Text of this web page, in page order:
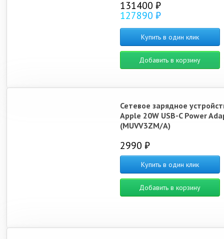
131400 ₽
127890 ₽
Купить в один клик
Добавить в корзину
Сетевое зарядное
Apple 20W USB-C Power
(MUVV3ZM/A)
2990 ₽
Купить в один клик
Добавить в корзину